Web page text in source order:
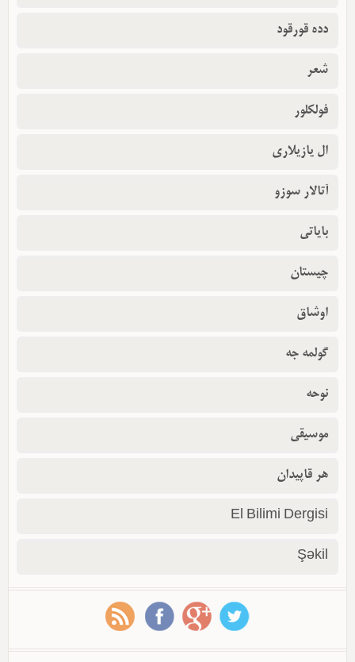
دده قورقود
شعر
فولکلور
ال یازیلاری
آتالار سوزو
بایاتی
چیستان
اوشاق
گولمه جه
نوحه
موسیقی
هر قاپیدان
El Bilimi Dergisi
Şəkil